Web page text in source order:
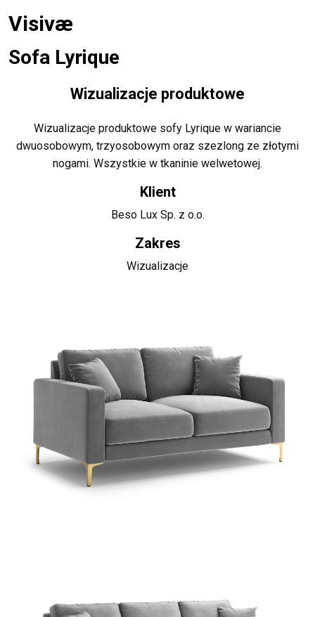
Visivæ
Sofa Lyrique
Wizualizacje produktowe
Wizualizacje produktowe sofy Lyrique w wariancie
dwuosobowym, trzyosobowym oraz szezlong ze złotymi
nogami. Wszystkie w tkaninie welwetowej.
Klient
Beso Lux Sp. z o.o.
Zakres
Wizualizacje